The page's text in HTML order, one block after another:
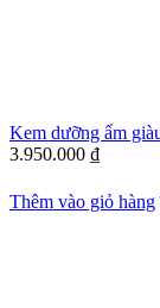
Kem dưỡng ẩm
3.950.000 ₫
Thêm vào giỏ hàng